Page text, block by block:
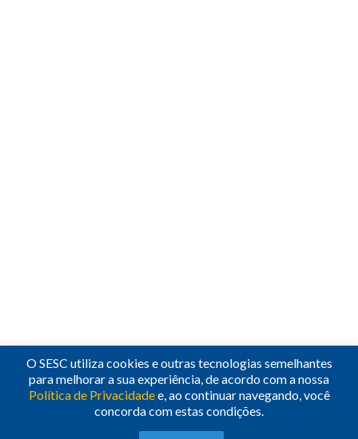
O SESC utiliza cookies e outras tecnologias semelhantes
para melhorar a sua experiência, de acordo com a nossa
Política de Privacidadee, ao continuar navegando, você
concorda com estas condições.